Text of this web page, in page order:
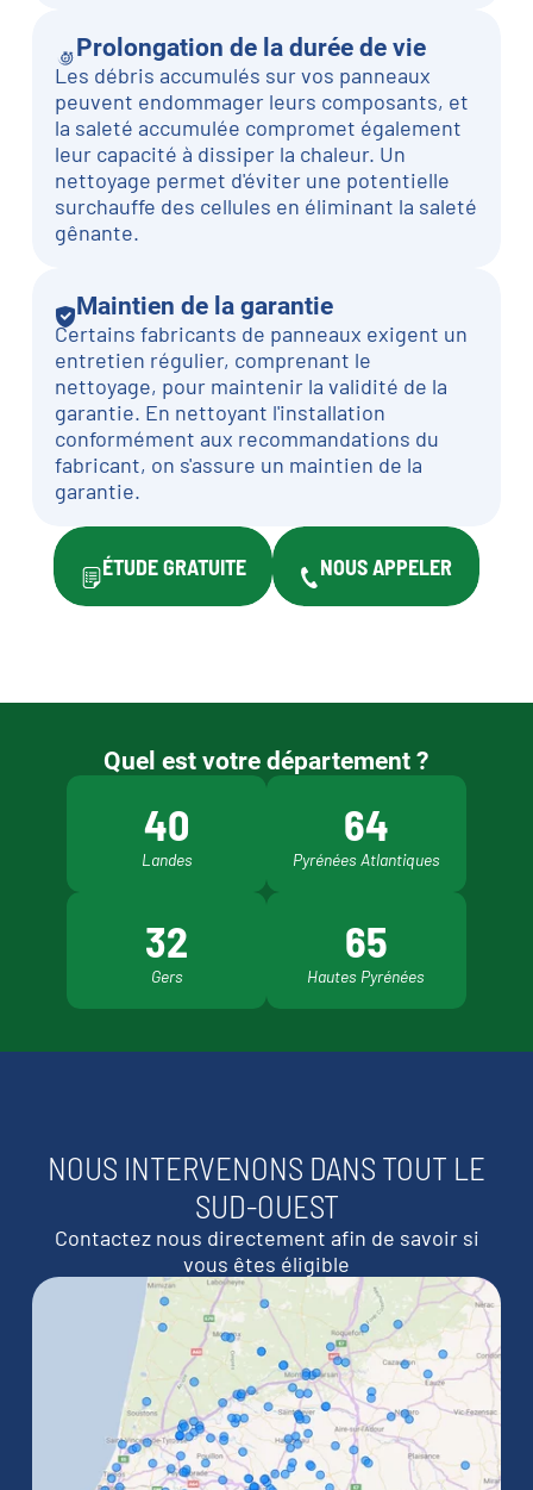
Prolongation de la durée de vie
Les débris accumulés sur vos panneaux
peuvent endommager leurs composants, et
la saleté accumulée compromet également
leur capacité à dissiper la chaleur. Un
nettoyage permet d'éviter une potentielle
surchauffe des cellules en éliminant la saleté
gênante.
Maintien de la garantie
Certains fabricants de panneaux exigent un
entretien régulier, comprenant le
nettoyage, pour maintenir la validité de la
garantie. En nettoyant l'installation
conformément aux recommandations du
fabricant, on s'assure un maintien de la
garantie.
ÉTUDE GRATUITE NOUS APPELER
Quel est votre département ?
40
Landes
64
Pyrénées Atlantiques
32
Gers
65
Hautes Pyrénées
NOUS INTERVENONS DANS TOUT LE
SUD-OUEST
Contactez nous directement afin de savoir si
vous êtes éligible